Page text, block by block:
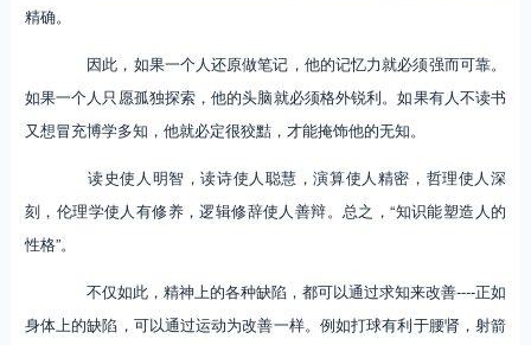
精确。
因此，如果一个人还原做笔记，他的记忆力就必须强而可靠。
如果一个人只愿孤独探索，他的头脑就必须格外锐利。如果有人不读书
又想冒充博学多知，他就必定很狡黠，才能掩饰他的无知。
读史使人明智，读诗使人聪慧，演算使人精密，哲理使人深
刻，伦理学使人有修养，逻辑修辞使人善辩。总之，“知识能塑造人的
性格”。
不仅如此，精神上的各种缺陷，都可以通过求知来改善----正如
身体上的缺陷，可以通过运动为改善一样。例如打球有利于腰肾，射箭